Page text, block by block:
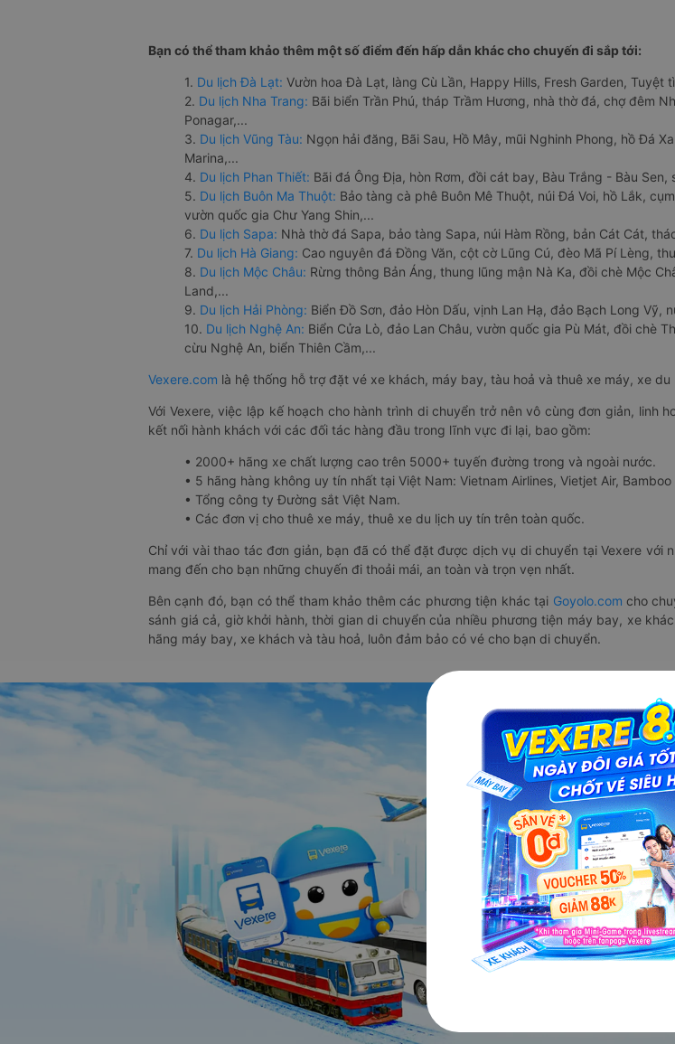
Bạn có thể tham khảo thêm một số điểm đến hấp dẫn khác cho chuyến đi sắp tới:
1. Du lịch Đà Lạt: Vườn hoa Đà Lạt, làng Cù Lần, Happy Hills, Fresh Garden,
2. Du lịch Nha Trang: Bãi biển Trần Phú, tháp Trầm Hương, nhà thờ đá, chợ đêm
Ponagar,...
3. Du lịch Vũng Tàu: Ngọn hải đăng, Bãi Sau, Hồ Mây, mũi Nghinh Phong, hồ Đá
Marina,...
4. Du lịch Phan Thiết: Bãi đá Ông Địa, hòn Rơm, đồi cát bay, Bàu Trắng - Bàu
5. Du lịch Buôn Ma Thuột: Bảo tàng cà phê Buôn Mê Thuột, núi Đá Voi, hồ Lắk,
vườn quốc gia Chư Yang Shin,...
6. Du lịch Sapa: Nhà thờ đá Sapa, bảo tàng Sapa, núi Hàm Rồng, bản Cát Cát,
7. Du lịch Hà Giang: Cao nguyên đá Đồng Văn, cột cờ Lũng Cú, đèo Mã Pí Lèng,
8. Du lịch Mộc Châu: Rừng thông Bản Áng, thung lũng mận Nà Ka, đồi chè Mộc
Land,...
9. Du lịch Hải Phòng: Biển Đồ Sơn, đảo Hòn Dấu, vịnh Lan Hạ, đảo Bạch Long Vỹ,
10. Du lịch Nghệ An: Biển Cửa Lò, đảo Lan Châu, vườn quốc gia Pù Mát, đồi chè
cừu Nghệ An, biển Thiên Cầm,...
Vexere.com là hệ thống hỗ trợ đặt vé xe khách, máy bay, tàu hoả và thuê xe máy, xe
Với Vexere, việc lập kế hoạch cho hành trình di chuyển trở nên vô cùng đơn giản, linh
kết nối hành khách với các đối tác hàng đầu trong lĩnh vực đi lại, bao gồm:
• 2000+ hãng xe chất lượng cao trên 5000+ tuyến đường trong và ngoài nước.
• 5 hãng hàng không uy tín nhất tại Việt Nam: Vietnam Airlines, Vietjet Air,
• Tổng công ty Đường sắt Việt Nam.
• Các đơn vị cho thuê xe máy, thuê xe du lịch uy tín trên toàn quốc.
Chỉ với vài thao tác đơn giản, bạn đã có thể đặt được dịch vụ di chuyển tại Vexere với
mang đến cho bạn những chuyến đi thoải mái, an toàn và trọn vẹn nhất.
Bên cạnh đó, bạn có thể tham khảo thêm các phương tiện khác tại Goyolo.com cho
sánh giá cả, giờ khởi hành, thời gian di chuyển của nhiều phương tiện máy bay, xe
hãng máy bay, xe khách và tàu hoả, luôn đảm bảo có vé cho bạn di chuyển.
Ứng
Vexere -
cao,
vụ thuê
Ứng
người
chóng và
Tải ứng